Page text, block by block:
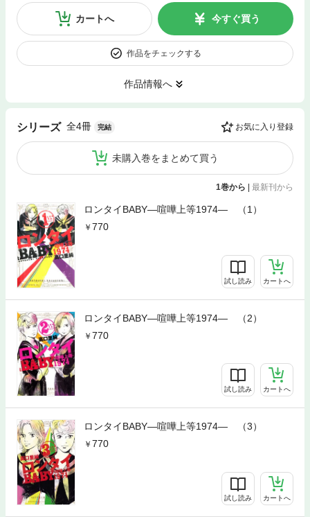
カートへ 今すぐ買う
作品をチェックする
作品情報へ
シリーズ 全4冊 完結 お気に入り登録
未購入巻をまとめて買う
1巻から | 最新刊から
ロンタイBABY―喧嘩上等1974― （1）
770
試し読み カートへ
ロンタイBABY―喧嘩上等1974― （2）
770
試し読み カートへ
ロンタイBABY―喧嘩上等1974― （3）
770
試し読み カートへ